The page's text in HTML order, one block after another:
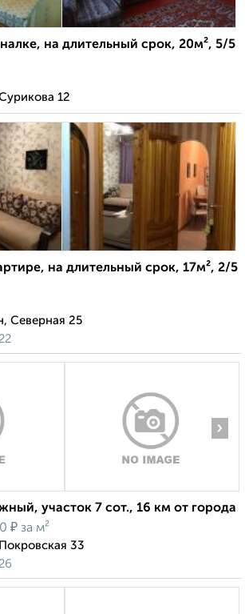
на длительный срок, 20м², 5/5
12
на длительный срок, 17м², 2/5
Северная 25
›
участок 7 сот., 16 км от города
₽ за м²
33